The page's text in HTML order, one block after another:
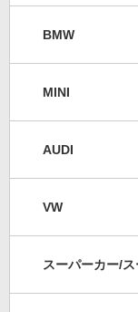
BMW
MINI
AUDI
VW
スーパーカー/